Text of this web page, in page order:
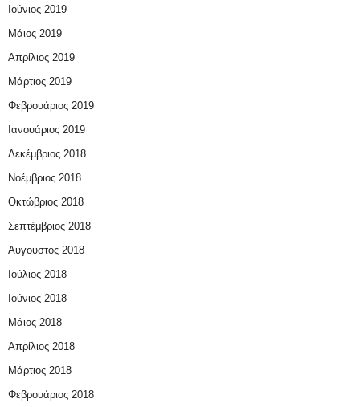
Ιούνιος 2019
Μάιος 2019
Απρίλιος 2019
Μάρτιος 2019
Φεβρουάριος 2019
Ιανουάριος 2019
Δεκέμβριος 2018
Νοέμβριος 2018
Οκτώβριος 2018
Σεπτέμβριος 2018
Αύγουστος 2018
Ιούλιος 2018
Ιούνιος 2018
Μάιος 2018
Απρίλιος 2018
Μάρτιος 2018
Φεβρουάριος 2018